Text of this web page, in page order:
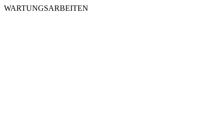
WARTUNGSARBEITEN